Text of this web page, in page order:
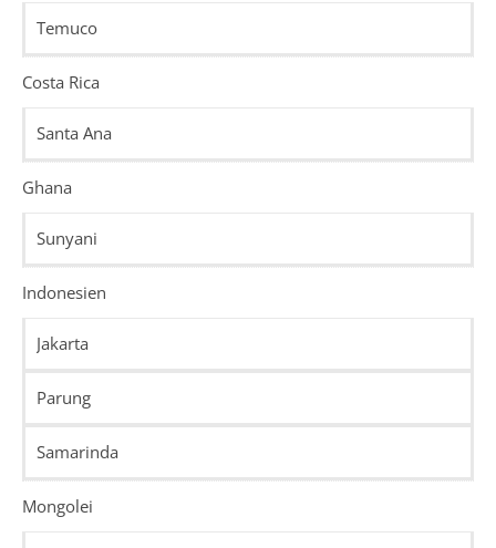
Temuco
Costa Rica
Santa Ana
Ghana
Sunyani
Indonesien
Jakarta
Parung
Samarinda
Mongolei